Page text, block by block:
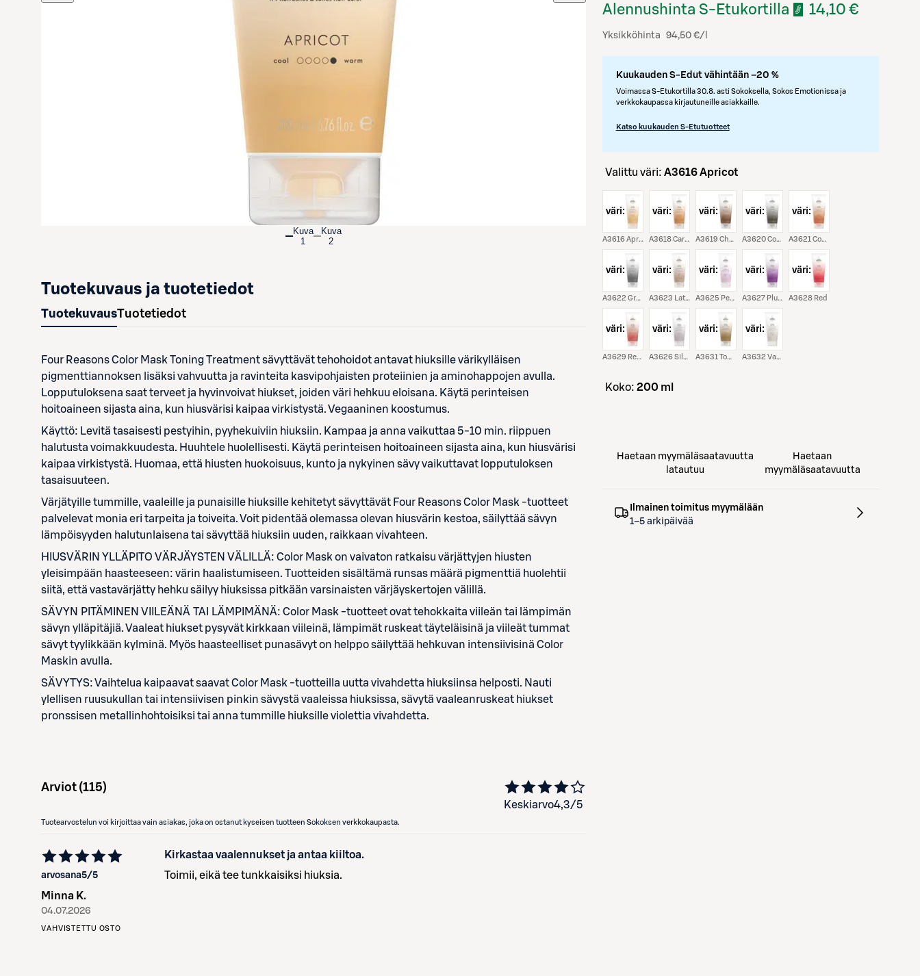
Kuva
1
Kuva
2
Alennushinta S-Etukortilla 14,10 €
Yksikköhinta 94,50 €/l
Kuukauden S-Edut vähintään –20 %
Voimassa S-Etukortilla 30.8. asti Sokoksella, Sokos Emotionissa ja
verkkokaupassa kirjautuneille asiakkaille.
Katso kuukauden S-Etutuotteet
Valittu väri: A3616 Apricot
väri:
A3616 Apricot
väri:
A3618 Caramel
väri:
A3619 Chocolate
väri:
A3620 Coffee
väri:
A3621 Copper
väri:
A3622 Graphite
väri:
A3623 Latte
väri:
A3625 Pearl
väri:
A3627 Plum
väri:
A3628 Red
väri:
A3629 Red Copper
väri:
A3626 Silver
väri:
A3631 Toffee
väri:
A3632 Vanilla
koko: 200 ml
Haetaan myymäläsaatavuutta
latautuu
Haetaan
myymäläsaatavuutta
Ilmainen toimitus myymälään
1–5 arkipäivää
Tuotekuvaus ja tuotetiedot
TuotekuvausTuotetiedot
Four Reasons Color Mask Toning Treatment sävyttävät tehohoidot antavat hiuksille värikylläisen
pigmenttiannoksen lisäksi vahvuutta ja ravinteita kasvipohjaisten proteiinien ja aminohappojen avulla.
Lopputuloksena saat terveet ja hyvinvoivat hiukset, joiden väri hehkuu eloisana. Käytä perinteisen
hoitoaineen sijasta aina, kun hiusvärisi kaipaa virkistystä. Vegaaninen koostumus.
Käyttö: Levitä tasaisesti pestyihin, pyyhekuiviin hiuksiin. Kampaa ja anna vaikuttaa 5-10 min. riippuen
halutusta voimakkuudesta. Huuhtele huolellisesti. Käytä perinteisen hoitoaineen sijasta aina, kun hiusvärisi
kaipaa virkistystä. Huomaa, että hiusten huokoisuus, kunto ja nykyinen sävy vaikuttavat lopputuloksen
tasaisuuteen.
Värjätyille tummille, vaaleille ja punaisille hiuksille kehitetyt sävyttävät Four Reasons Color Mask -tuotteet
palvelevat monia eri tarpeita ja toiveita. Voit pidentää olemassa olevan hiusvärin kestoa, säilyttää sävyn
lämpöisyyden halutunlaisena tai sävyttää hiuksiin uuden, raikkaan vivahteen.
HIUSVÄRIN YLLÄPITO VÄRJÄYSTEN VÄLILLÄ: Color Mask on vaivaton ratkaisu värjättyjen hiusten
yleisimpään haasteeseen: värin haalistumiseen. Tuotteiden sisältämä runsas määrä pigmenttiä huolehtii
siitä, että vastavärjätty hehku säilyy hiuksissa pitkään varsinaisten värjäyskertojen välillä.
SÄVYN PITÄMINEN VIILEÄNÄ TAI LÄMPIMÄNÄ: Color Mask -tuotteet ovat tehokkaita viileän tai lämpimän
sävyn ylläpitäjiä. Vaaleat hiukset pysyvät kirkkaan viileinä, lämpimät ruskeat täyteläisinä ja viileät tummat
sävyt tyylikkään kylminä. Myös haasteelliset punasävyt on helppo säilyttää hehkuvan intensiivisinä Color
Maskin avulla.
SÄVYTYS: Vaihtelua kaipaavat saavat Color Mask -tuotteilla uutta vivahdetta hiuksiinsa helposti. Nauti
ylellisen ruusukullan tai intensiivisen pinkin sävystä vaaleissa hiuksissa, sävytä vaaleanruskeat hiukset
pronssisen metallinhohtoisiksi tai anna tummille hiuksille violettia vivahdetta.
Arviot (115)
Keskiarvo4,3/5
Tuotearvostelun voi kirjoittaa vain asiakas, joka on ostanut kyseisen tuotteen Sokoksen verkkokaupasta.
arvosana5/5
Minna K.
04.07.2026
VAHVISTETTU OSTO
Kirkastaa vaalennukset ja antaa kiiltoa.
Toimii, eikä tee tunkkaisiksi hiuksia.